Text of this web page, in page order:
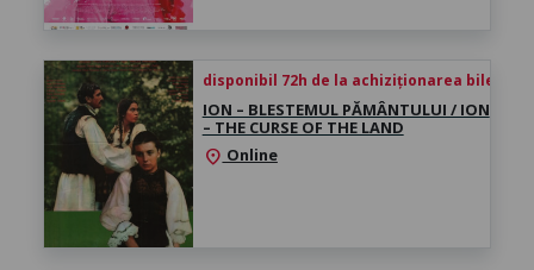
disponibil 72h de la achiziționarea biletului
ION – BLESTEMUL PĂMÂNTULUI / ION
– THE CURSE OF THE LAND
location_on Online